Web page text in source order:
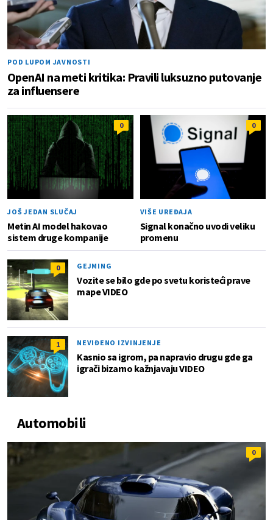
POD LUPOM JAVNOSTI
OpenAI na meti kritika: Pravili luksuzno putovanje
za influensere
0
JOŠ JEDAN SLUČAJ
Metin AI model hakovao
sistem druge kompanije
0
VIŠE UREĐAJA
Signal konačno uvodi veliku
promenu
0 GEJMING
Vozite se bilo gde po svetu koristeći prave
mape VIDEO
1 NEVIĐENO IZVINJENJE
Kasnio sa igrom, pa napravio drugu gde ga
igrači bizarno kažnjavaju VIDEO
Automobili
0